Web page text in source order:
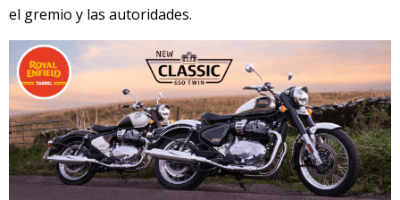
el gremio y las autoridades.